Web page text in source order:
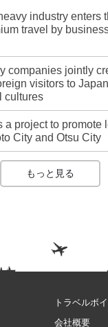
industry enters
travel by
companies jointly
visitors to
cultures
a project to promote
City and Otsu City
もっと見る
トラベルボ
会社概要